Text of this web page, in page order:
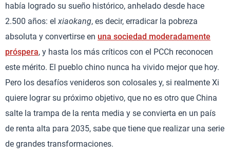
había logrado su sueño histórico, anhelado desde hace
2.500 años: el xiaokang, es decir, erradicar la pobreza
absoluta y convertirse en una sociedad moderadamente
próspera, y hasta los más críticos con el PCCh reconocen
este mérito. El pueblo chino nunca ha vivido mejor que hoy.
Pero los desafíos venideros son colosales y, si realmente Xi
quiere lograr su próximo objetivo, que no es otro que China
salte la trampa de la renta media y se convierta en un país
de renta alta para 2035, sabe que tiene que realizar una serie
de grandes transformaciones.